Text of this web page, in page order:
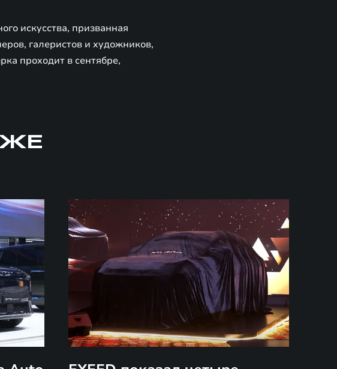
искусства, призванная
галеристов и художников,
проходит в сентябре,